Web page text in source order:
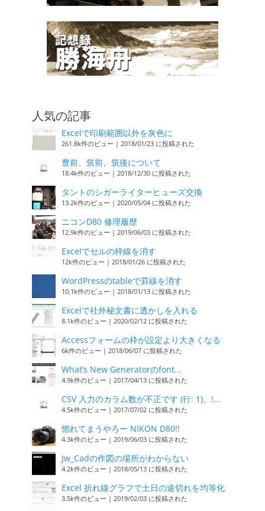
人気の記事
Excelで印刷範囲以外を灰色に
261.8k件のビュー | 2018/01/23 に投稿された
豊前、筑前、筑後について
18.4k件のビュー | 2018/12/30 に投稿された
タントのシガーライターヒューズ交換
13.2k件のビュー | 2020/05/04 に投稿された
ニコンD80 修理履歴
12.9k件のビュー | 2019/06/03 に投稿された
Excelでセルの枠線を消す
12k件のビュー | 2018/01/26 に投稿された
WordPressのtableで罫線を消す
10.1k件のビュー | 2018/01/13 に投稿された
Excelで社外秘文書に透かしを入れる
8.1k件のビュー | 2020/02/12 に投稿された
Accessフォームの枠が設定より大きくなる
6k件のビュー | 2018/06/07 に投稿された
What’s New Generatorのfont...
4.9k件のビュー | 2017/04/13 に投稿された
CSV 入力のカラム数が不正です (行: 1)。!...
4.5k件のビュー | 2017/07/02 に投稿された
惚れてまうやろー NIKON D80!!
4.3k件のビュー | 2019/06/03 に投稿された
Jw_Cadの作図の場所がわからない
4.2k件のビュー | 2018/05/13 に投稿された
Excel 折れ線グラフで土日の途切れを均等化
3.5k件のビュー | 2019/02/03 に投稿された